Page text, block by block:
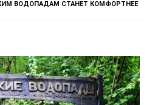
ВОДОПАДАМ СТАНЕТ КОМФОРТНЕЕ